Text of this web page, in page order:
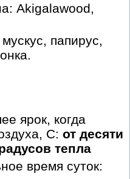
Akigalawood,
папирус,
ярок, когда
С: от десяти
тепла
время суток: